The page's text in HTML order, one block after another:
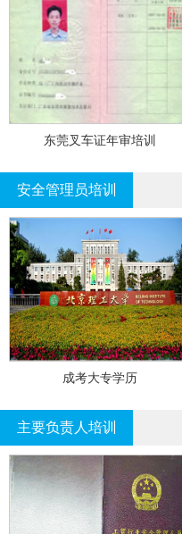
东莞叉车证年审培训
安全管理员培训
成考大专学历
主要负责人培训